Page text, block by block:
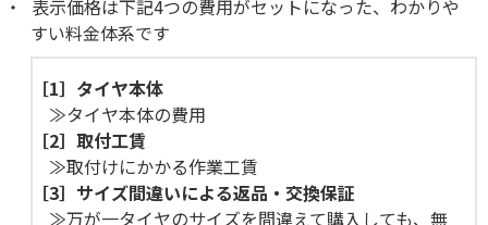
表示価格は下記4つの費用がセットになった、わかりや
すい料金体系です
［1］ タイヤ本体
≫タイヤ本体の費用
［2］ 取付工賃
≫取付けにかかる作業工賃
［3］ サイズ間違いによる返品・交換保証
≫万が一タイヤのサイズを間違えて購入しても、無